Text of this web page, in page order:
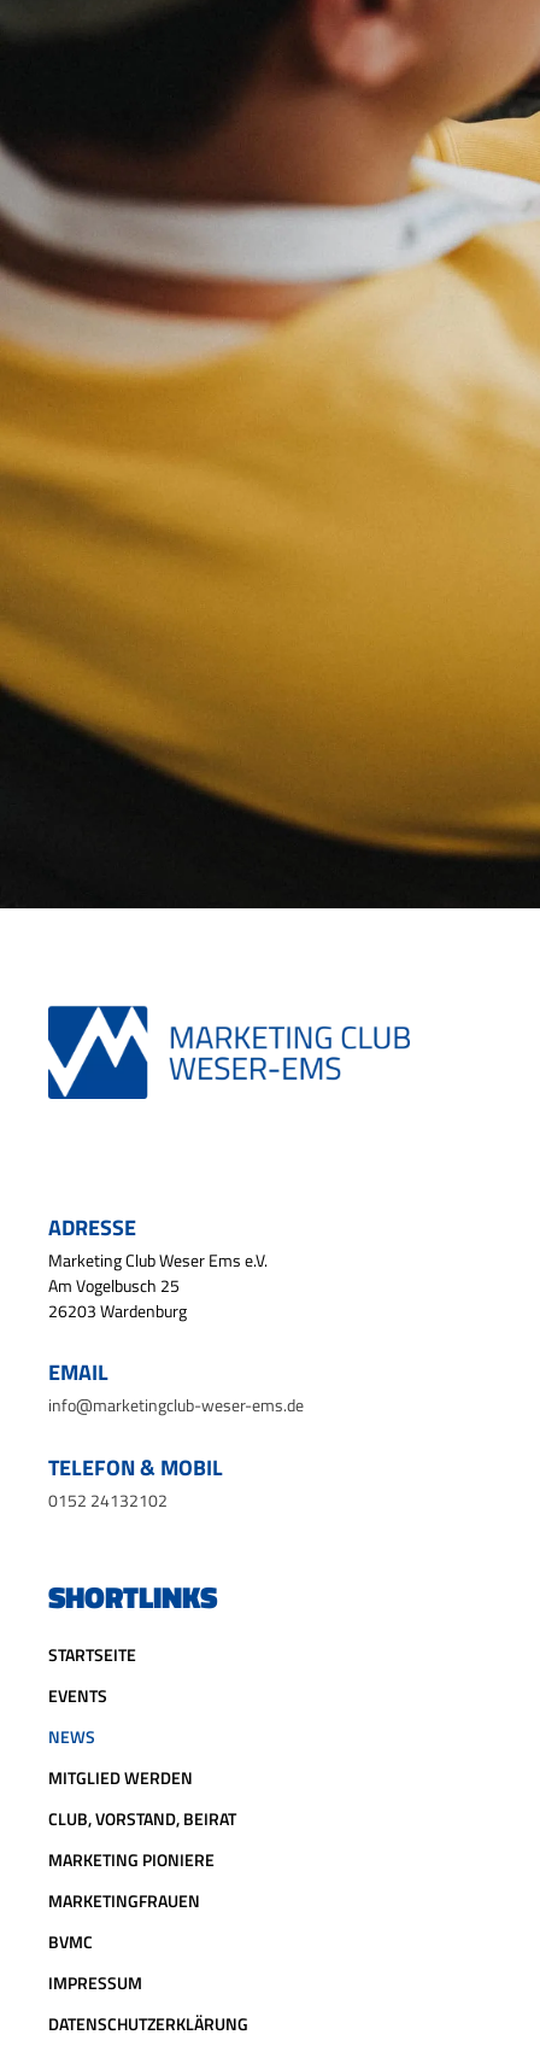
ADRESSE
Marketing Club Weser Ems e.V.
Am Vogelbusch 25
26203 Wardenburg
EMAIL
info@marketingclub-weser-ems.de
TELEFON & MOBIL
0152 24132102
SHORTLINKS
STARTSEITE
EVENTS
NEWS
MITGLIED WERDEN
CLUB, VORSTAND, BEIRAT
MARKETING PIONIERE
MARKETINGFRAUEN
BVMC
IMPRESSUM
DATENSCHUTZERKLÄRUNG